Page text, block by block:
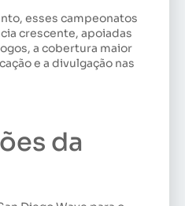
esses campeonatos
crescente, apoiadas
a cobertura maior
e a divulgação nas
da